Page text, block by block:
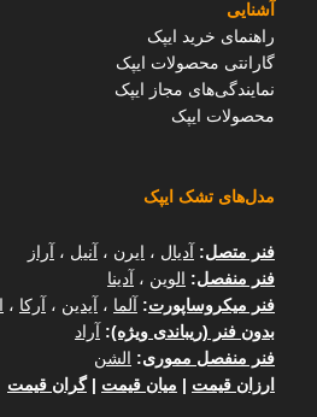
آشنایی
راهنمای خرید ایپک
گارانتی محصولات ایپک
نمایندگی‌های مجاز ایپک
محصولات ایپک
مدل‌های تشک ایپک
فنر متصل: آدیال ، ایرن ، آنیل ،
آراز
فنر منفصل: الوین ، آدینا
فنر میکروساپورت: آلما ، آیدین ، آرکا ،
بدون فنر (ریباندی ویژه):
آراد
فنر منفصل مموری:
الشن
ارزان قیمت
میان قیمت |گران قیمت